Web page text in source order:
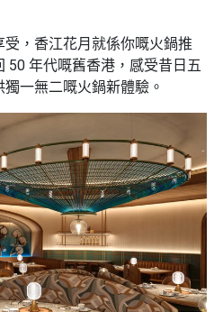
，香江花月就係你嘅火鍋推
50 年代嘅舊香港，感受昔日五
一無二嘅火鍋新體驗。